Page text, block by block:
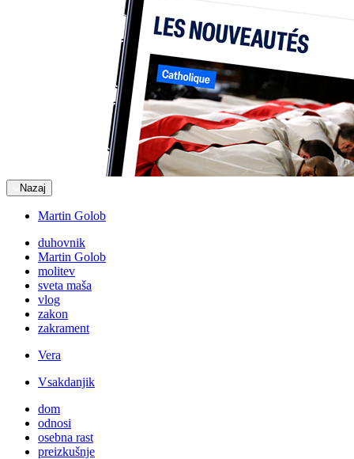
Nazaj
Martin Golob
duhovnik
Martin Golob
molitev
sveta maša
vlog
zakon
zakrament
Vera
Vsakdanjik
dom
odnosi
osebna rast
preizkušnje